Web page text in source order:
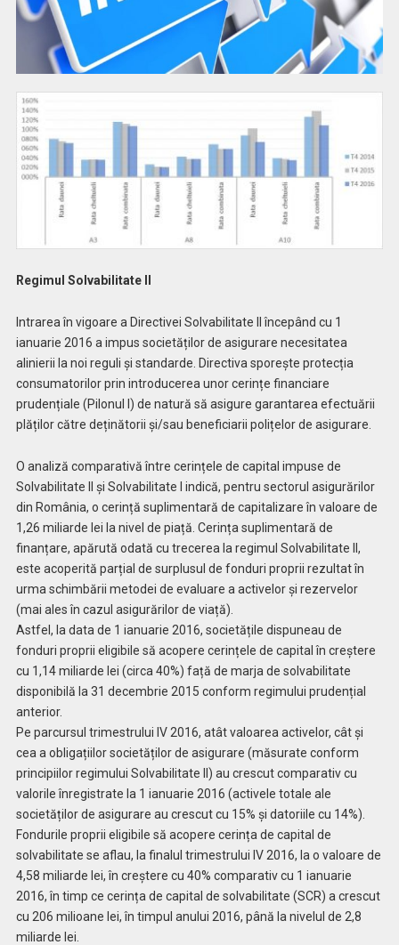
Regimul Solvabilitate II
Intrarea în vigoare a Directivei Solvabilitate II începând cu 1
ianuarie 2016 a impus societăților de asigurare necesitatea
alinierii la noi reguli și standarde. Directiva sporește protecția
consumatorilor prin introducerea unor cerințe financiare
prudențiale (Pilonul I) de natură să asigure garantarea efectuării
plăților către deținătorii și/sau beneficiarii polițelor de asigurare.
O analiză comparativă între cerințele de capital impuse de
Solvabilitate II și Solvabilitate I indică, pentru sectorul asigurărilor
din România, o cerință suplimentară de capitalizare în valoare de
1,26 miliarde lei la nivel de piață. Cerința suplimentară de
finanțare, apărută odată cu trecerea la regimul Solvabilitate II,
este acoperită parțial de surplusul de fonduri proprii rezultat în
urma schimbării metodei de evaluare a activelor și rezervelor
(mai ales în cazul asigurărilor de viață).
Astfel, la data de 1 ianuarie 2016, societățile dispuneau de
fonduri proprii eligibile să acopere cerințele de capital în creștere
cu 1,14 miliarde lei (circa 40%) față de marja de solvabilitate
disponibilă la 31 decembrie 2015 conform regimului prudențial
anterior.
Pe parcursul trimestrului IV 2016, atât valoarea activelor, cât și
cea a obligațiilor societăților de asigurare (măsurate conform
principiilor regimului Solvabilitate II) au crescut comparativ cu
valorile înregistrate la 1 ianuarie 2016 (activele totale ale
societăților de asigurare au crescut cu 15% și datoriile cu 14%).
Fondurile proprii eligibile să acopere cerința de capital de
solvabilitate se aflau, la finalul trimestrului IV 2016, la o valoare de
4,58 miliarde lei, în creştere cu 40% comparativ cu 1 ianuarie
2016, în timp ce cerința de capital de solvabilitate (SCR) a crescut
cu 206 milioane lei, în timpul anului 2016, până la nivelul de 2,8
miliarde lei.